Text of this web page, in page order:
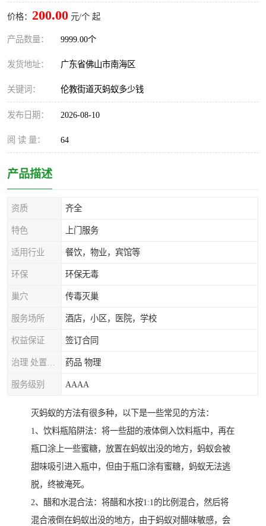
价格： 200.00 元/个 起
产品数量： 9999.00个
发货地址： 广东省佛山市南海区
关键词： 伦教街道灭蚂蚁多少钱
发布日期： 2026-08-10
阅 读 量： 64
产品描述
资质 齐全
特色 上门服务
适用行业 餐饮，物业，宾馆等
环保 环保无毒
巢穴 传毒灭巢
服务场所 酒店，小区，医院，学校
权益保证 签订合同
药品 物理
服务级别 AAAA
灭蚂蚁的方法有很多种，以下是一些常见的方法：
1、饮料瓶陷阱法：将一些甜的液体倒入饮料瓶中，再在
瓶口涂上一些蜜糖，放置在蚂蚁出没的地方，蚂蚁会被
甜味吸引进入瓶中，但由于瓶口涂有蜜糖，蚂蚁无法逃
脱，终被淹死。
2、醋和水混合法：将醋和水按1:1的比例混合，然后将
混合液倒在蚂蚁出没的地方，由于蚂蚁对醋味敏感，会